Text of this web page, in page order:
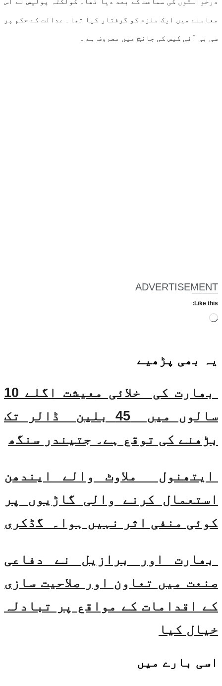
معاملے میں ایک ملزم کو گرفتار کیا تھا۔ عدالت کے حکم پر
سی بی آئی کیس کی جانچ میں مصروف ہے ۔
ADVERTISEMENT
Like this:
Loading…
یہ بھی پڑھیے
بھارت کی خلائی معیشت اگلے 10
سالوں میں 45 بلین ڈالر تک
بڑھنے کی توقع ہے۔ جتیندر سنگھ
ایتھنول ملاوٹ والے ایندھن
استعمال کرنے والی گاڑیوں پر
کوئی منفی اثر نہیں ہوا۔ گڈکری
بھارت اور برازیل نے دفاعی
صنعت میں تعاون اور صلاحیت سازی
کے اقدامات کے مواقع پر تبادلہ
خیال کیا
اسی بارے میں